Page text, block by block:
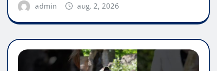
admin aug. 2, 2026